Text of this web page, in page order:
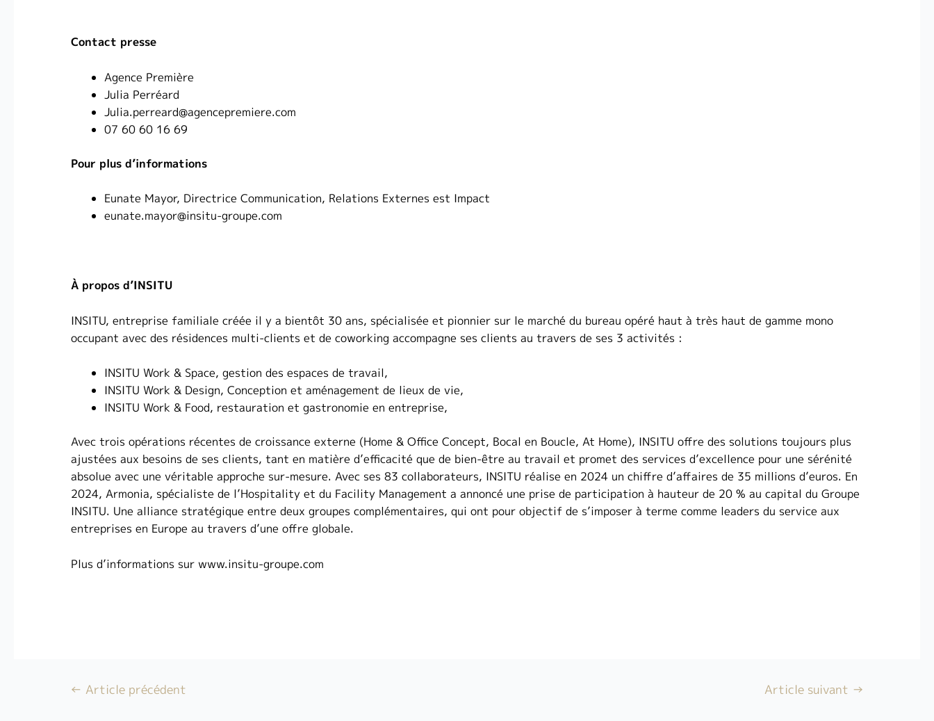
Contact presse
Agence Première
Julia Perréard
Julia.perreard@agencepremiere.com
07 60 60 16 69
Pour plus d’informations
Eunate Mayor, Directrice Communication, Relations Externes est Impact
eunate.mayor@insitu-groupe.com
À propos d’INSITU
INSITU, entreprise familiale créée il y a bientôt 30 ans, spécialisée et pionnier sur le marché du bureau opéré haut à très haut de gamme mono
occupant avec des résidences multi-clients et de coworking accompagne ses clients au travers de ses 3 activités :
INSITU Work & Space, gestion des espaces de travail,
INSITU Work & Design, Conception et aménagement de lieux de vie,
INSITU Work & Food, restauration et gastronomie en entreprise,
Avec trois opérations récentes de croissance externe (Home & Office Concept, Bocal en Boucle, At Home), INSITU offre des solutions toujours plus
ajustées aux besoins de ses clients, tant en matière d’efficacité que de bien-être au travail et promet des services d’excellence pour une sérénité
absolue avec une véritable approche sur-mesure. Avec ses 83 collaborateurs, INSITU réalise en 2024 un chiffre d’affaires de 35 millions d’euros. En
2024, Armonia, spécialiste de l’Hospitality et du Facility Management a annoncé une prise de participation à hauteur de 20 % au capital du Groupe
INSITU. Une alliance stratégique entre deux groupes complémentaires, qui ont pour objectif de s’imposer à terme comme leaders du service aux
entreprises en Europe au travers d’une offre globale.
Plus d’informations sur www.insitu-groupe.com
← Article précédent Article suivant →